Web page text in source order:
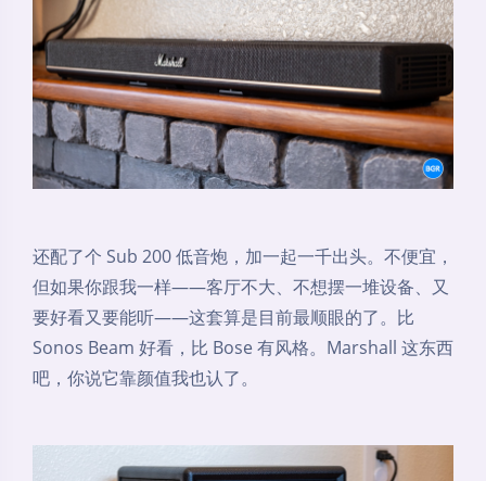
还配了个 Sub 200 低音炮，加一起一千出头。不便宜，
但如果你跟我一样——客厅不大、不想摆一堆设备、又
要好看又要能听——这套算是目前最顺眼的了。比
Sonos Beam 好看，比 Bose 有风格。Marshall 这东西
吧，你说它靠颜值我也认了。